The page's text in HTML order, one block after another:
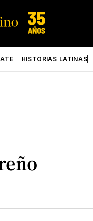
HISTORIAS LATINAS